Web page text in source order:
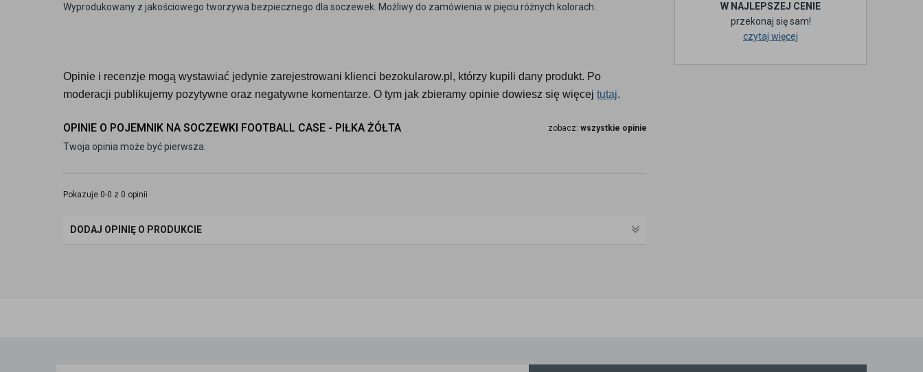
Wyprodukowany z jakościowego tworzywa bezpiecznego dla soczewek. Możliwy do zamówienia w pięciu różnych kolorach.
Opinie i recenzje mogą wystawiać jedynie zarejestrowani klienci bezokularow.pl, którzy kupili dany produkt. Po
moderacji publikujemy pozytywne oraz negatywne komentarze. O tym jak zbieramy opinie dowiesz się więcej tutaj.
OPINIE O POJEMNIK NA SOCZEWKI FOOTBALL CASE - PIŁKA ŻÓŁTA zobacz: wszystkie opinie
Twoja opinia może być pierwsza.
Pokazuje 0-0 z 0 opinii
DODAJ OPINIĘ O PRODUKCIE
W NAJLEPSZEJ CENIE
przekonaj się sam!
czytaj więcej